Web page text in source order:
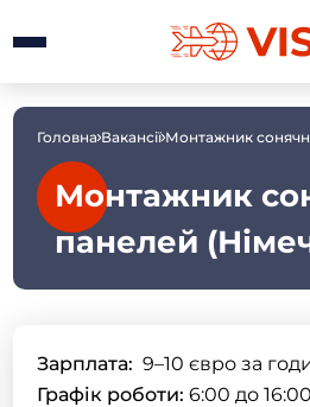
Головна Вакансії Монтажник
Монтажник
панелей
Зарплата: 9–10 євро за
Графік роботи: 6:00 до